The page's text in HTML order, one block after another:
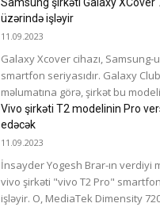
Samsung şirkəti Galaxy
üzərində işləyir
11.09.2023
Galaxy Xcover cihazı, Samsung-
smartfon seriyasıdır. Galaxy
məlumatına görə, şirkət bu
versiyasını - SM-G556B simvolu
7-ni...
Vivo şirkəti T2 modelinin Pro
edəcək
11.09.2023
İnsayder Yogesh Brar-ın verdiyi
vivo şirkəti "vivo T2 Pro"
işləyir. O, MediaTek Dimensity